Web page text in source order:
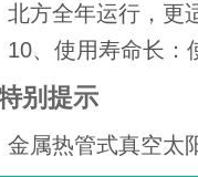
北方全年运行，更
10、使用寿命长：
别提示
金属热管式真空太